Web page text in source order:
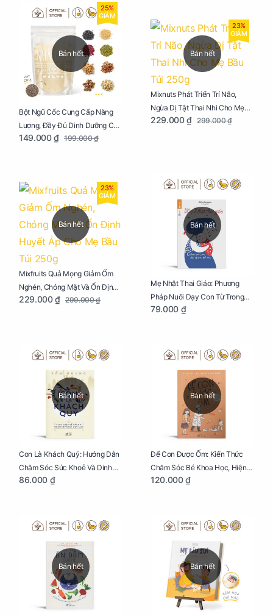
Bán hết
25%
GIẢM
Bột Ngũ Cốc Cung Cấp Năng
Lượng, Đầy Đủ Dinh Dưỡng Cho
Mẹ Bầu Túi 250g
149.000 ₫ 199.000 ₫
Bán hết
23%
GIẢM
Mixnuts Phát Triển Trí Não,
Ngừa Dị Tật Thai Nhi Cho Mẹ
Bầu Túi 250g
229.000 ₫ 299.000 ₫
Bán hết
23%
GIẢM
Mixfruits Quả Mọng Giảm Ốm
Nghén, Chóng Mặt Và Ổn Định
Huyết Áp Cho Mẹ Bầu Túi 250g
229.000 ₫ 299.000 ₫
Bán hết
Mẹ Nhật Thai Giáo: Phương
Pháp Nuôi Dạy Con Từ Trong
Bụng Mẹ
79.000 ₫
Bán hết
Con Là Khách Quý: Hướng Dẫn
Chăm Sóc Sức Khoẻ Và Dinh
Dưỡng Cho Bé
86.000 ₫
Bán hết
Để Con Được Ốm: Kiến Thức
Chăm Sóc Bé Khoa Học, Hiện
Đại
120.000 ₫
Bán hết Bán hết